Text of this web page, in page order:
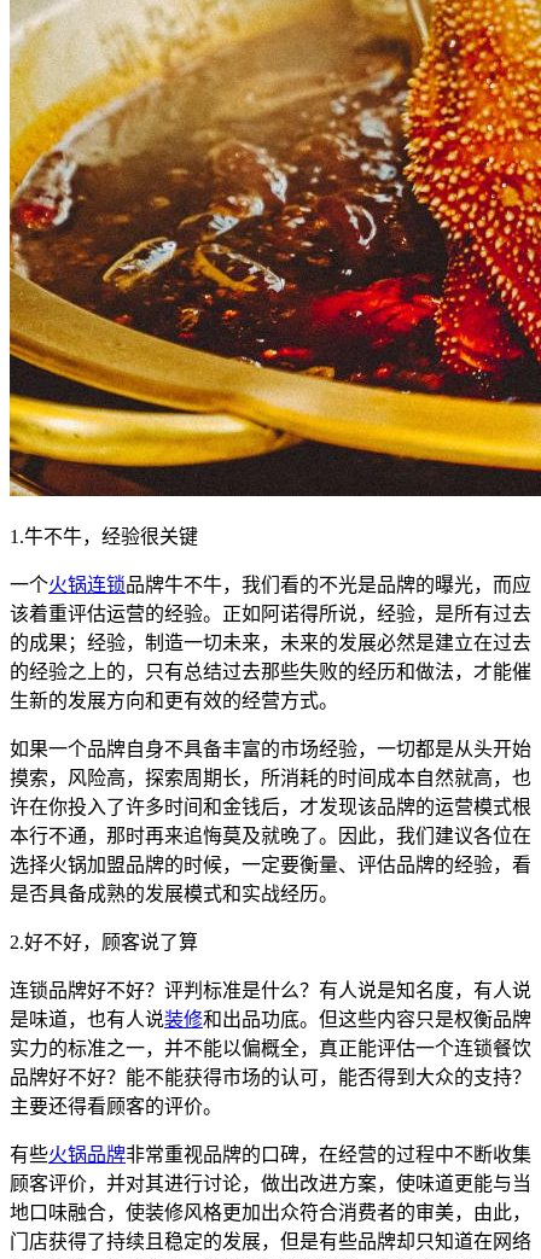
1.牛不牛，经验很关键
一个火锅连锁品牌牛不牛，我们看的不光是品牌的曝光，而应
该着重评估运营的经验。正如阿诺得所说，经验，是所有过去
的成果；经验，制造一切未来，未来的发展必然是建立在过去
的经验之上的，只有总结过去那些失败的经历和做法，才能催
生新的发展方向和更有效的经营方式。
如果一个品牌自身不具备丰富的市场经验，一切都是从头开始
摸索，风险高，探索周期长，所消耗的时间成本自然就高，也
许在你投入了许多时间和金钱后，才发现该品牌的运营模式根
本行不通，那时再来追悔莫及就晚了。因此，我们建议各位在
选择火锅加盟品牌的时候，一定要衡量、评估品牌的经验，看
是否具备成熟的发展模式和实战经历。
2.好不好，顾客说了算
连锁品牌好不好？评判标准是什么？有人说是知名度，有人说
是味道，也有人说装修和出品功底。但这些内容只是权衡品牌
实力的标准之一，并不能以偏概全，真正能评估一个连锁餐饮
品牌好不好？能不能获得市场的认可，能否得到大众的支持？
主要还得看顾客的评价。
有些火锅品牌非常重视品牌的口碑，在经营的过程中不断收集
顾客评价，并对其进行讨论，做出改进方案，使味道更能与当
地口味融合，使装修风格更加出众符合消费者的审美，由此，
门店获得了持续且稳定的发展，但是有些品牌却只知道在网络